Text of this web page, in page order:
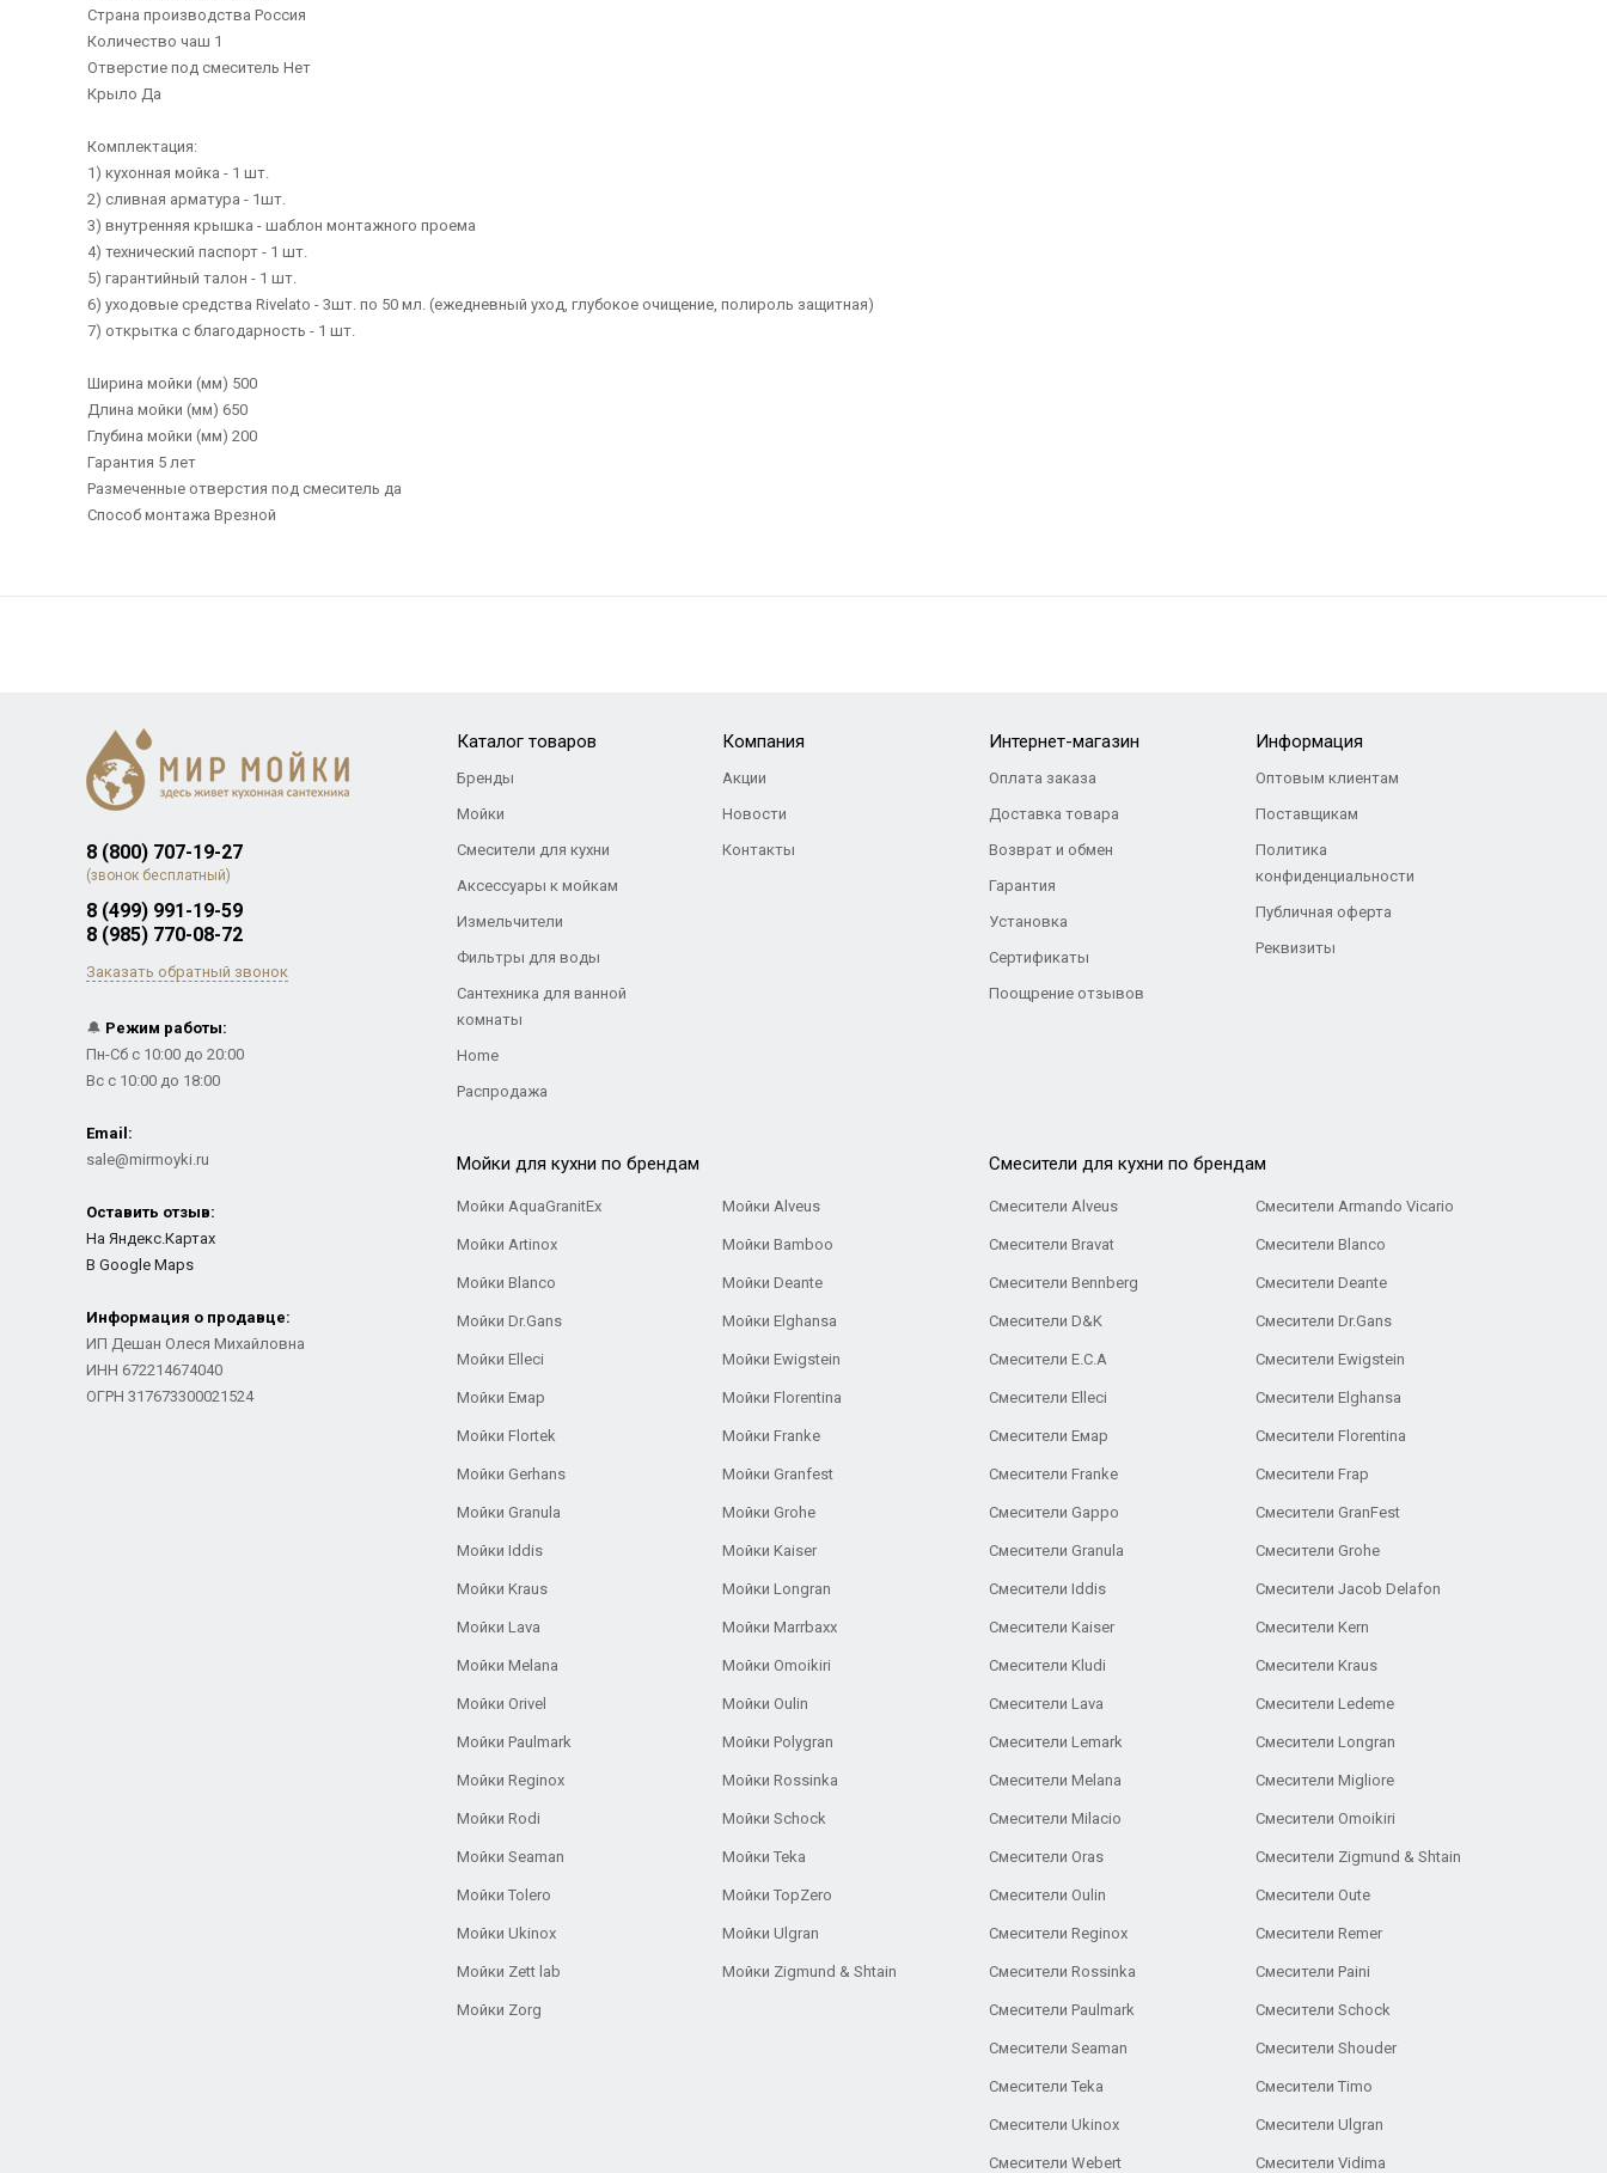
Страна производства Россия
Количество чаш 1
Отверстие под смеситель Нет
Крыло Да
Комплектация:
1) кухонная мойка - 1 шт.
2) сливная арматура - 1шт.
3) внутренняя крышка - шаблон монтажного проема
4) технический паспорт - 1 шт.
5) гарантийный талон - 1 шт.
6) уходовые средства Rivelato - 3шт. по 50 мл. (ежедневный уход, глубокое очищение, полироль защитная)
7) открытка с благодарность - 1 шт.
Ширина мойки (мм) 500
Длина мойки (мм) 650
Глубина мойки (мм) 200
Гарантия 5 лет
Размеченные отверстия под смеситель да
Способ монтажа Врезной
8 (800) 707-19-27
(звонок бесплатный)
8 (499) 991-19-59
8 (985) 770-08-72
Заказать обратный звонок
🔔 Режим работы:
Пн-Сб с 10:00 до 20:00
Вс с 10:00 до 18:00
Email:
sale@mirmoyki.ru
Оставить отзыв:
На Яндекс.Картах
В Google Maps
Информация о продавце:
ИП Дешан Олеся Михайловна
ИНН 672214674040
ОГРН 317673300021524
Каталог товаров
Бренды
Мойки
Смесители для кухни
Аксессуары к мойкам
Измельчители
Фильтры для воды
Сантехника для ванной
комнаты
Home
Распродажа
Компания
Акции
Новости
Контакты
Интернет-магазин
Оплата заказа
Доставка товара
Возврат и обмен
Гарантия
Установка
Сертификаты
Поощрение отзывов
Информация
Оптовым клиентам
Поставщикам
Политика
конфиденциальности
Публичная оферта
Реквизиты
Мойки для кухни по брендам
Мойки AquaGranitEx Мойки Alveus
Мойки Artinox Мойки Bamboo
Мойки Blanco Мойки Deante
Мойки Dr.Gans Мойки Elghansa
Мойки Elleci Мойки Ewigstein
Мойки Емар Мойки Florentina
Мойки Flortek Мойки Franke
Мойки Gerhans Мойки Granfest
Мойки Granula Мойки Grohe
Мойки Iddis Мойки Kaiser
Мойки Kraus Мойки Longran
Мойки Lava Мойки Marrbaxx
Мойки Melana Мойки Omoikiri
Мойки Orivel Мойки Oulin
Мойки Paulmark Мойки Polygran
Мойки Reginox Мойки Rossinka
Мойки Rodi Мойки Schock
Мойки Seaman Мойки Teka
Мойки Tolero Мойки TopZero
Мойки Ukinox Мойки Ulgran
Мойки Zett lab Мойки Zigmund & Shtain
Мойки Zorg
Cмесители для кухни по брендам
Смесители Alveus Смесители Armando Vicario
Смесители Bravat Смесители Blanco
Смесители Bennberg Смесители Deante
Смесители D&K Смесители Dr.Gans
Смесители E.C.A Cмесители Ewigstein
Смесители Elleci Смесители Elghansa
Смесители Емар Смесители Florentina
Смесители Franke Смесители Frap
Смесители Gappo Смесители GranFest
Смесители Granula Смесители Grohe
Смесители Iddis Смесители Jacob Delafon
Смесители Kaiser Смесители Kern
Смесители Kludi Смесители Kraus
Смесители Lava Смесители Ledeme
Смесители Lemark Смесители Longran
Смесители Melana Смесители Migliore
Смесители Milacio Смесители Omoikiri
Смесители Oras Смесители Zigmund & Shtain
Смесители Oulin Смесители Oute
Смесители Reginox Смесители Remer
Смесители Rossinka Смесители Paini
Смесители Paulmark Смесители Schock
Смесители Seaman Смесители Shouder
Смесители Teka Смесители Timo
Смесители Ukinox Смесители Ulgran
Смесители Webert Смесители Vidima